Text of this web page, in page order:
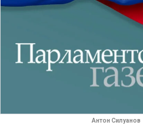
Антон Силуанов